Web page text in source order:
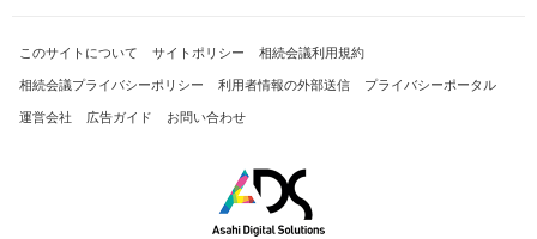
このサイトについて サイトポリシー 相続会議利用規約
相続会議プライバシーポリシー 利用者情報の外部送信 プライバシーポータル
運営会社 広告ガイド お問い合わせ